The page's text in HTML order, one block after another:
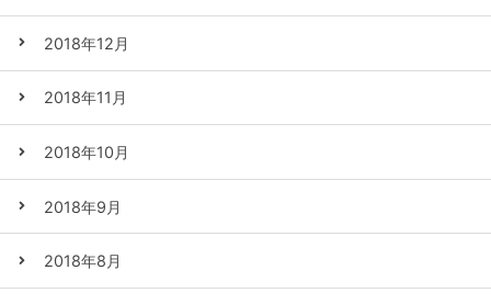
2018年12月
2018年11月
2018年10月
2018年9月
2018年8月